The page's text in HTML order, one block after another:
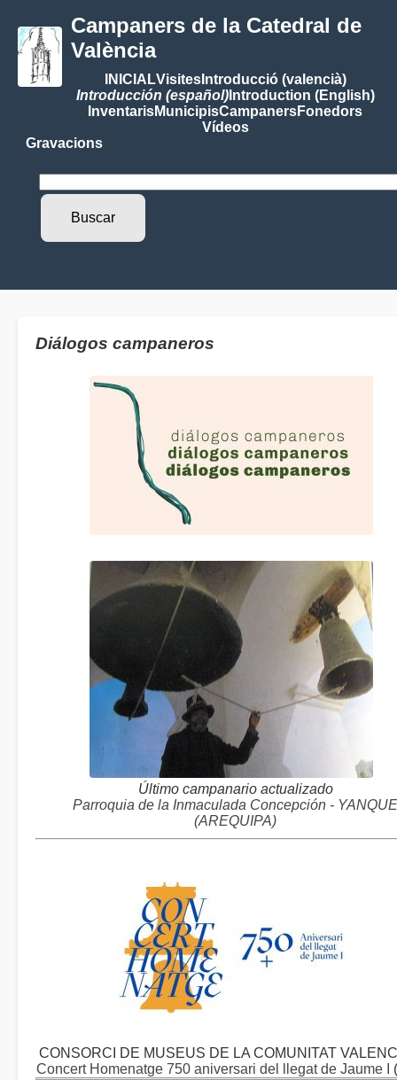
Campaners de la Catedral de
València
INICIALVisitesIntroducció (valencià)
Introducción (español)Introduction (English)
InventarisMunicipisCampanersFonedors
Vídeos
Gravacions
Diálogos campaneros
Último campanario actualizado
Parroquia de la Inmaculada Concepción - YANQUE
(AREQUIPA)
CONSORCI DE MUSEUS DE LA COMUNITAT
Concert Homenatge 750 aniversari del llegat de Jaume I